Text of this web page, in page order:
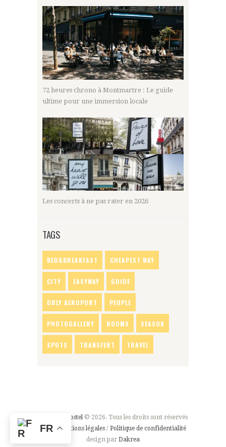
72 heures chrono à Montmartre : Le guide
ultime pour une immersion locale
Les concerts à ne pas rater en 2026
TAGS
BED&BREAKFAST CHEAPEST WAY
CITY EASYWAY GUIDE
ORLY AEROPORT PEOPLE
PHOTOGALLERY ROOMS SEASON
SPOTS TRANSFERT TRAVEL
Plug-inn Hostel © 2026. Tous les droits sont réservés
CDV/ Mentions légales / Politique de confidentialité
design par Dakrea
FR